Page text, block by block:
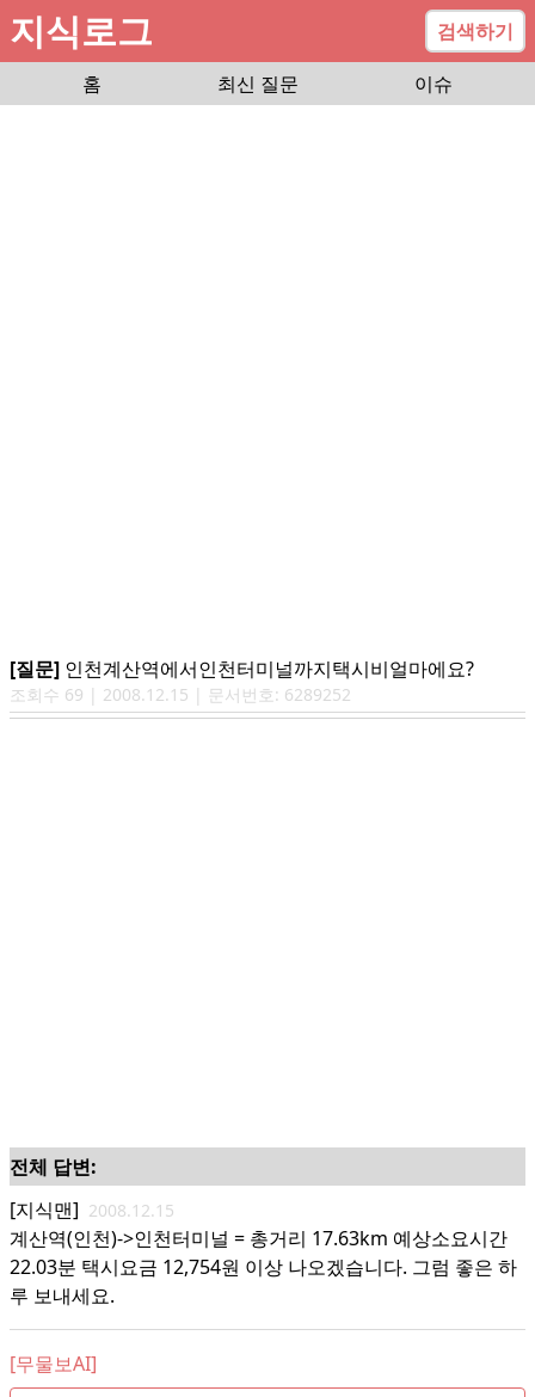
지식로그
검색하기
홈
최신 질문 이슈
[질문] 인천계산역에서인천터미널까지택시비얼마에요?
조회수 69 | 2008.12.15 | 문서번호: 6289252
전체 답변:
[지식맨] 2008.12.15
계산역(인천)->인천터미널 = 총거리 17.63km 예상소요시간
22.03분 택시요금 12,754원 이상 나오겠습니다. 그럼 좋은 하
루 보내세요.
[무물보AI]